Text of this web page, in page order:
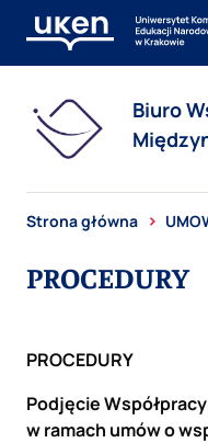
Biuro
Strona główna
PROCEDURY
PROCEDURY
Podjęcie
w ramach umów o